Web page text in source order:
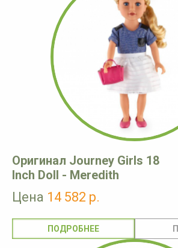
Оригинал Journey Girls 18
Inch Doll - Meredith
Цена 14 582 р.
ПОДРОБНЕЕ